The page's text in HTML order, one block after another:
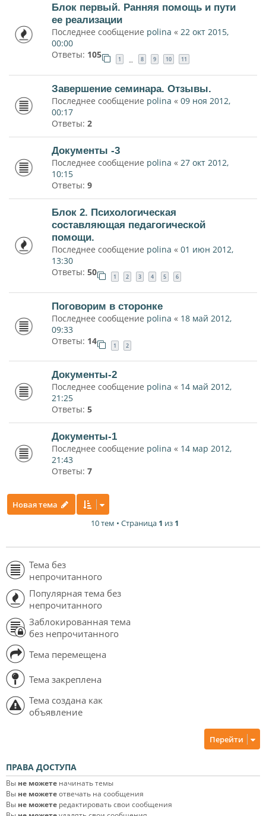
Блок первый. Ранняя помощь и пути
ее реализации
Последнее сообщение polina « 22 окт 2015,
00:00
Ответы: 105 1 … 8 9 10 11
Завершение семинара. Отзывы.
Последнее сообщение polina « 09 ноя 2012,
00:17
Ответы: 2
Документы -3
Последнее сообщение polina « 27 окт 2012,
10:15
Ответы: 9
Блок 2. Психологическая
составляющая педагогической
помощи.
Последнее сообщение polina « 01 июн 2012,
13:30
Ответы: 50 1 2 3 4 5 6
Поговорим в сторонке
Последнее сообщение polina « 18 май 2012,
09:33
Ответы: 14 1 2
Документы-2
Последнее сообщение polina « 14 май 2012,
21:25
Ответы: 5
Документы-1
Последнее сообщение polina « 14 мар 2012,
21:43
Ответы: 7
Новая тема
10 тем • Страница 1 из 1
Тема без
непрочитанного
Популярная тема без
непрочитанного
Заблокированная тема
без непрочитанного
Тема перемещена
Тема закреплена
Тема создана как
объявление
Перейти
ПРАВА ДОСТУПА
Вы не можете начинать темы
Вы не можетеотвечать на сообщения
Вы не можете редактировать свои сообщения